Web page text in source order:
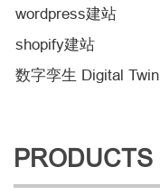
wordpress建站
shopify建站
数字孪生 Digital Twin
PRODUCTS